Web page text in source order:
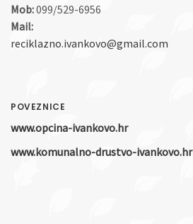
Mob:099/529-6956
Mail:
reciklazno.ivankovo@gmail.com
POVEZNICE
www.opcina-ivankovo.hr
www.komunalno-drustvo-ivankovo.hr